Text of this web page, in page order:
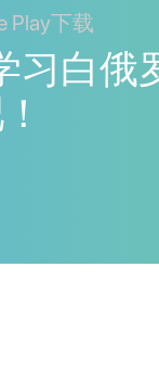
Play下载
习白俄